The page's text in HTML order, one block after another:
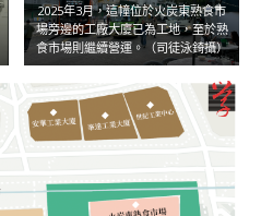
2025年3月，這幢位於火炭東熟食市
場旁邊的工廠大廈已為工地，至於熟
食市場則繼續營運。（司徒泳錡攝）